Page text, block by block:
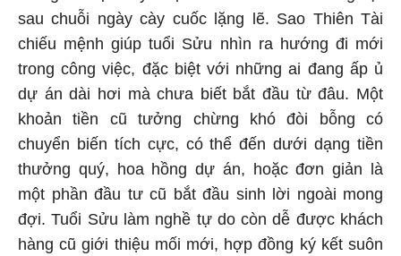
sau chuỗi ngày cày cuốc lặng lẽ. Sao Thiên Tài
chiếu mệnh giúp tuổi Sửu nhìn ra hướng đi mới
trong công việc, đặc biệt với những ai đang ấp ủ
dự án dài hơi mà chưa biết bắt đầu từ đâu. Một
khoản tiền cũ tưởng chừng khó đòi bỗng có
chuyển biến tích cực, có thể đến dưới dạng tiền
thưởng quý, hoa hồng dự án, hoặc đơn giản là
một phần đầu tư cũ bắt đầu sinh lời ngoài mong
đợi. Tuổi Sửu làm nghề tự do còn dễ được khách
hàng cũ giới thiệu mối mới, hợp đồng ký kết suôn